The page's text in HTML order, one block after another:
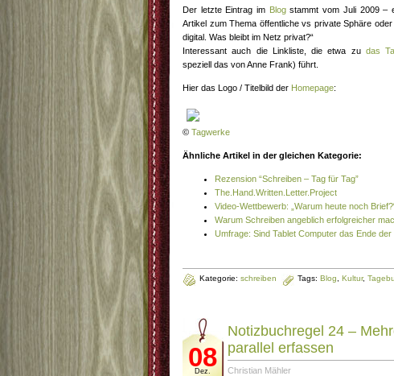
Der letzte Eintrag im Blogstammt vom Juli 2009 –
Artikel zum Thema öffentliche vs private Sphäre
digital. Was bleibt im Netz privat?“
Interessant auch die Linkliste, die etwa zu das
speziell das von Anne Frank) führt.
Hier das Logo / Titelbild der Homepage:
© Tagwerke
Ähnliche Artikel in der gleichen Kategorie:
Rezension “Schreiben – Tag für Tag”
The.Hand.Written.Letter.Project
Video-Wettbewerb: „Warum heute noch
Warum Schreiben angeblich erfolgreicher
Umfrage: Sind Tablet Computer das Ende
Kategorie: schreiben Tags: Blog Kultur,
08
Dez.
Notizbuchregel 24 –
parallel erfassen
Christian Mähler